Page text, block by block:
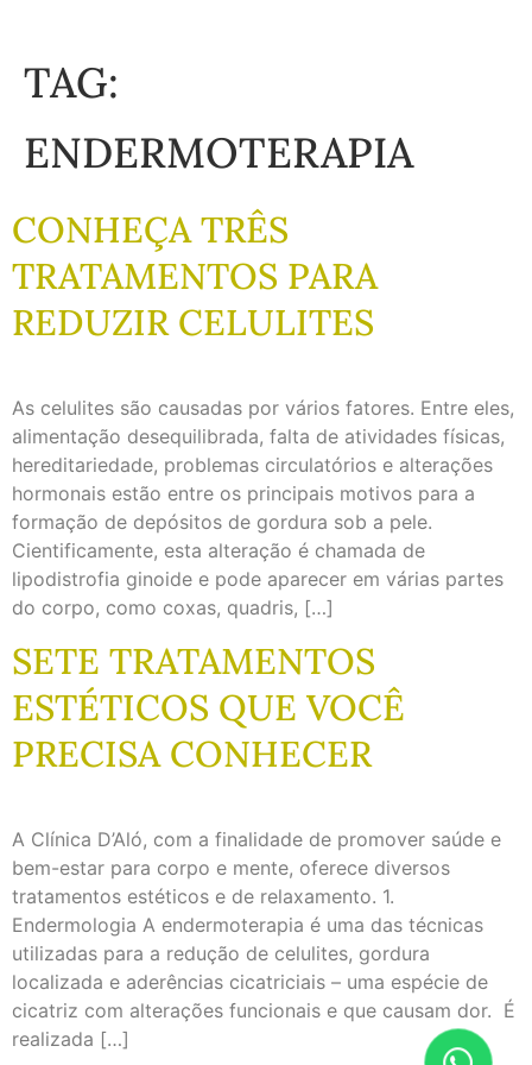
TAG:
ENDERMOTERAPIA
CONHEÇA TRÊS
TRATAMENTOS PARA
REDUZIR CELULITES
As celulites são causadas por vários fatores. Entre eles,
alimentação desequilibrada, falta de atividades físicas,
hereditariedade, problemas circulatórios e alterações
hormonais estão entre os principais motivos para a
formação de depósitos de gordura sob a pele.
Cientificamente, esta alteração é chamada de
lipodistrofia ginoide e pode aparecer em várias partes
do corpo, como coxas, quadris, […]
SETE TRATAMENTOS
ESTÉTICOS QUE VOCÊ
PRECISA CONHECER
A Clínica D’Aló, com a finalidade de promover saúde e
bem-estar para corpo e mente, oferece diversos
tratamentos estéticos e de relaxamento. 1.
Endermologia A endermoterapia é uma das técnicas
utilizadas para a redução de celulites, gordura
localizada e aderências cicatriciais – uma espécie de
cicatriz com alterações funcionais e que causam dor. É
realizada […]